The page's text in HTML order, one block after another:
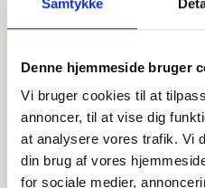
Denne hjemmeside bruger
Vi bruger cookies til at
annoncer, til at vise dig
at analysere vores trafik. Vi
din brug af vores
for sociale medier,
150 lbs
Slagprøvetest